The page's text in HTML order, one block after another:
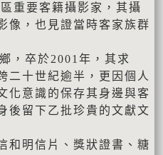
重要客籍攝影家，其攝
像，也見證當時客家族群
，卒於2001年，其求
二十世紀逾半，更因個人
化意識的保存其身邊與客
後留下乙批珍貴的文獻文
和明信片、獎狀證書、糖